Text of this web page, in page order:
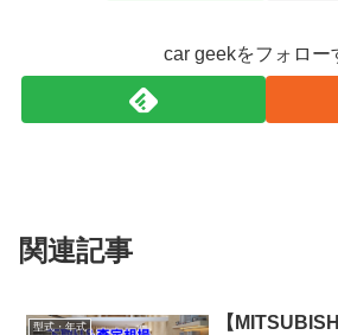
car geekをフォロー
関連記事
型式・年式
【